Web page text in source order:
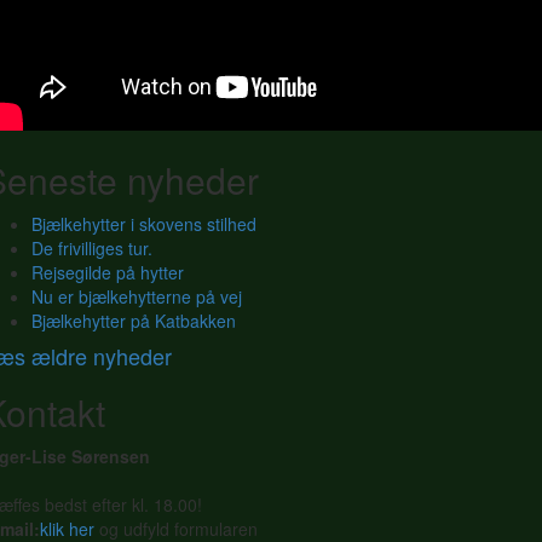
nyheder
Bjælkehytter i skovens stilhed
De frivilliges tur.
Rejsegilde på hytter
Nu er bjælkehytterne på vej
Bjælkehytter på Katbakken
ældre nyheder
Lise Sørensen
bedst efter kl. 18.00!
klik her og udfyld formularen